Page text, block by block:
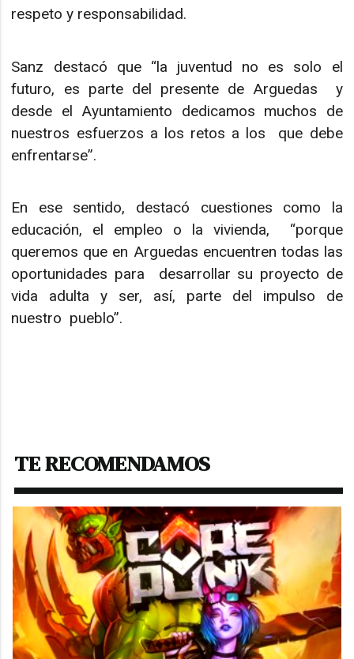
respeto y responsabilidad.
Sanz destacó que “la juventud no es solo el
futuro, es parte del presente de Arguedas y
desde el Ayuntamiento dedicamos muchos de
nuestros esfuerzos a los retos a los que debe
enfrentarse”.
En ese sentido, destacó cuestiones como la
educación, el empleo o la vivienda, “porque
queremos que en Arguedas encuentren todas las
oportunidades para desarrollar su proyecto de
vida adulta y ser, así, parte del impulso de
nuestro pueblo”.
TE RECOMENDAMOS